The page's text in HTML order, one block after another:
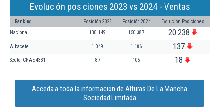
Evolución posiciones 2023 vs 2024 - Ventas
Ranking Posición 2023 Posición 2024 Evolución Posiciones
Nacional 130.149 150.387 20.238
Albacete 1.049 1.186 137
Sector CNAE 4331 87 105 18
Acceda a toda la información de Alturas De La Mancha
Sociedad Limitada